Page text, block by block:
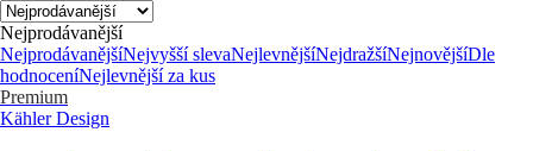
Nejprodávanější
NejprodávanějšíNejvyšší slevaNejlevnějšíNejdražšíNejnovějšíDle
hodnoceníNejlevnější za kus
Premium
Kähler Design